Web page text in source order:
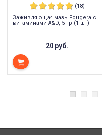
(18)
Заживляющая мазь Fougera с
витаминами A&D, 5 гр (1 шт)
20 руб.